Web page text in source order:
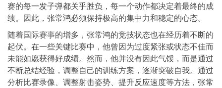
赛的每一发子弹都关乎胜负，每一个动作都决定着最终的成
绩。因此，张常鸿必须保持极高的集中力和稳定的心态。
随着国际赛事的增多，张常鸿的竞技状态也在经历着不断的
起伏。在一些关键比赛中，他曾因为过度紧张或状态不佳而
未能如愿获得好成绩。然而，他并没有因此气馁，而是通过
不断总结经验，调整自己的训练方案，逐渐突破自我。通过
分析比赛录像、调整射击姿势、提升反应速度等方法，张常